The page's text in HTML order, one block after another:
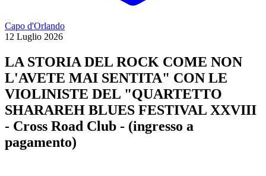
Capo d'Orlando
12 Luglio 2026
LA STORIA DEL ROCK COME NON
L'AVETE MAI SENTITA" CON LE
VIOLINISTE DEL "QUARTETTO
SHARAREH BLUES FESTIVAL XXVIII
- Cross Road Club - (ingresso a
pagamento)